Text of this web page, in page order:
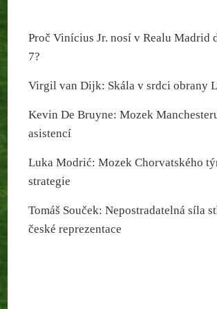
Proč Vinícius Jr. nosí v Realu Madrid
7?
Virgil van Dijk: Skála v srdci obrany
Kevin De Bruyne: Mozek
asistencí
Luka Modrić: Mozek Chorvatského
strategie
Tomáš Souček: Nepostradatelná síla
české reprezentace